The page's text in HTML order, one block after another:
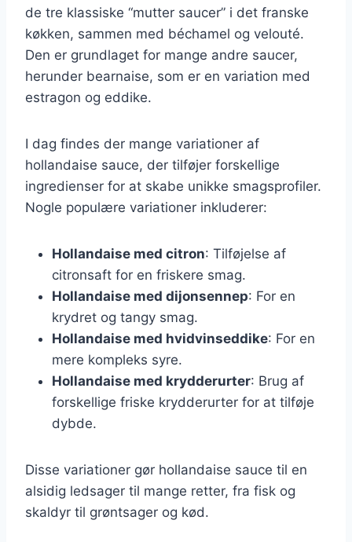
de tre klassiske “mutter saucer” i det franske
køkken, sammen med béchamel og velouté.
Den er grundlaget for mange andre saucer,
herunder bearnaise, som er en variation med
estragon og eddike.
I dag findes der mange variationer af
hollandaise sauce, der tilføjer forskellige
ingredienser for at skabe unikke smagsprofiler.
Nogle populære variationer inkluderer:
Hollandaise med citron: Tilføjelse af
citronsaft for en friskere smag.
Hollandaise med dijonsennep: For en
krydret og tangy smag.
Hollandaise med hvidvinseddike: For en
mere kompleks syre.
Hollandaise med krydderurter: Brug af
forskellige friske krydderurter for at tilføje
dybde.
Disse variationer gør hollandaise sauce til en
alsidig ledsager til mange retter, fra fisk og
skaldyr til grøntsager og kød.